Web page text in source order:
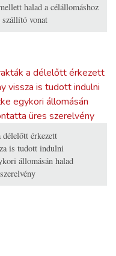
halad a célállomáshoz
szállító vonat
érkezett
is tudott indulni
állomásán halad